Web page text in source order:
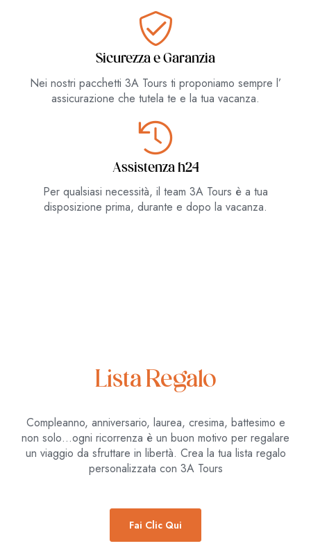
Sicurezza e Garanzia
Nei nostri pacchetti 3A Tours ti proponiamo sempre l’
assicurazione che tutela te e la tua vacanza.
Assistenza h24
Per qualsiasi necessità, il team 3A Tours è a tua
disposizione prima, durante e dopo la vacanza.
Lista Regalo
Compleanno, anniversario, laurea, cresima, battesimo e
non solo…ogni ricorrenza è un buon motivo per regalare
un viaggio da sfruttare in libertà. Crea la tua lista regalo
personalizzata con 3A Tours
Fai Clic Qui